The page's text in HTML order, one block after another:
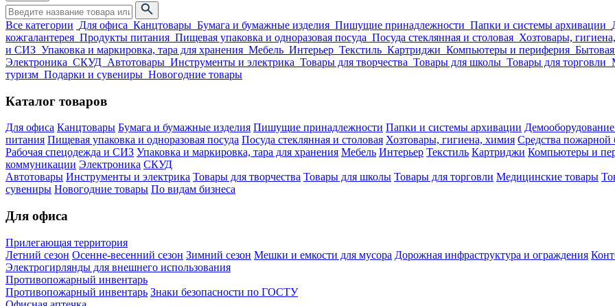
Все категории Для офиса Канцтовары Бумага и бумажные изделия Пишущие принадлежности Папки и системы архивации
кожгалантерея Продукты питания Пищевая упаковка и одноразовая посуда Посуда стеклянная и столовая Хозтовары,
и СИЗ Упаковка и маркировка, тара для хранения Мебель Интерьер Текстиль Картриджи Компьютеры и периферия
Электроника СКУД Автотовары Инструменты и электрика Товары для творчества Товары для школы Товары для торговли
туризм Подарки и сувениры Новогодние товары
Каталог товаров
Для офиса Канцтовары Бумага и бумажные изделия Пишущие принадлежности Папки и системы архивации
питания Пищевая упаковка и одноразовая посуда Посуда стеклянная и столовая Хозтовары, гигиена, химия Средства пожарной
Рабочая спецодежда и СИЗ Упаковка и маркировка, тара для хранения Мебель Интерьер Текстиль Картриджи Компьютеры и
коммуникации Электроника СКУД
Автотовары Инструменты и электрика Товары для творчества Товары для школы Товары для торговли Медицинские товары
сувениры Новогодние товары По видам бизнеса
Для офиса
Прилегающая территория
Летний сезон Осенне-весенний сезон Зимний сезон Мешки и емкости для мусора Дорожная инфраструктура и ограждения
Электрогирлянды для внешнего использования
Противопожарный инвентарь
Противопожарный инвентарь Знаки безопасности по ГОСТУ